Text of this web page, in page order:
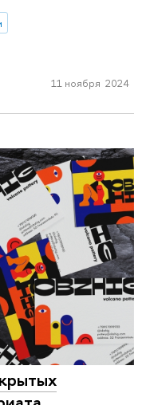
11 ноября 2024